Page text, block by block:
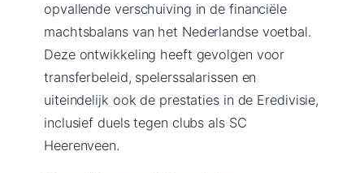
opvallende verschuiving in de financiële
machtsbalans van het Nederlandse voetbal.
Deze ontwikkeling heeft gevolgen voor
transferbeleid, spelerssalarissen en
uiteindelijk ook de prestaties in de Eredivisie,
inclusief duels tegen clubs als SC
Heerenveen.